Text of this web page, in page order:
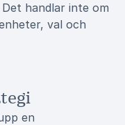
handlar inte om
val och
en